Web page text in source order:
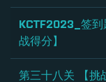
KCTF2023_签到
战得分】
第三十八关 【挑